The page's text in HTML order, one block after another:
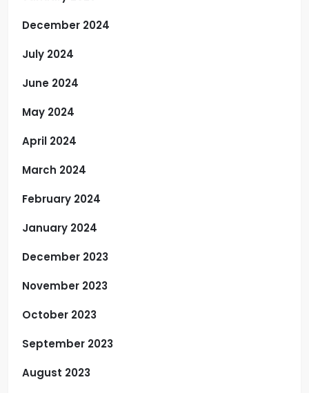
December 2024
July 2024
June 2024
May 2024
April 2024
March 2024
February 2024
January 2024
December 2023
November 2023
October 2023
September 2023
August 2023